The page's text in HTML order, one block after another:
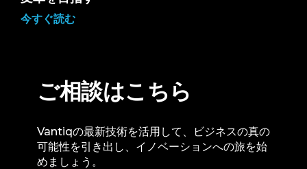
今すぐ読む
ご相談はこちら
Vantiqの最新技術を活用して、ビジネスの真の
可能性を引き出し、イノベーションへの旅を始
めましょう。